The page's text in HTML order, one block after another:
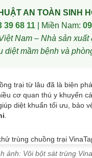
AN TOÀN SINH
39 68 11 | Miền Nam:
Nam – Nhà sản
diệt mầm bệnh và
trại từ lâu đã là biện
cơ quan thú y khuyến
diệt khuẩn tối ưu, bảo
ảnh: Vôi bột sát trùng